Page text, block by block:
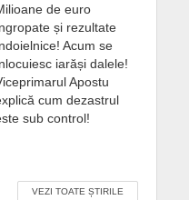
de euro
și rezultate
Acum se
iarăși dalele!
Apostu
cum dezastrul
sub control!
VEZI TOATE ȘTIRILE